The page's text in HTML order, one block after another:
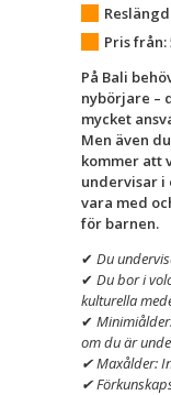
Pris från:
På Bali
nybörjare –
mycket
Men även
kommer att
undervisar i
vara med
för barnen.
✔ Du
✔ Du bor i
kulturella
✔
om du är
✔Maxålder:
✔